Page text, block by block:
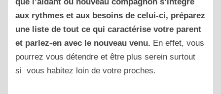
aux rythmes et aux besoins de celui-ci, préparez
une liste de tout ce qui caractérise votre parent
et parlez-en avec le nouveau venu. En effet, vous
pourrez vous détendre et être plus serein surtout
si vous habitez loin de votre proches.